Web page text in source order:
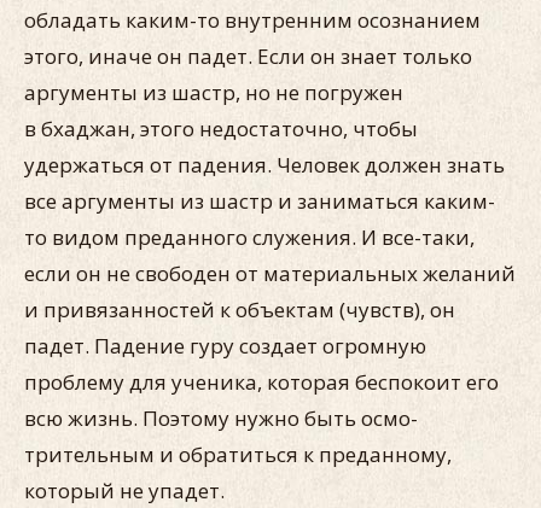
обладать каким-то внутренним осознанием
этого, иначе он падет. Если он знает только
аргументы из шастр, но не погружен
в бхаджан, этого недостаточно, чтобы
удержаться от падения. Человек должен знать
все аргументы из шастр и заниматься каким-
то видом преданного служения. И все-таки,
если он не свободен от ма­териальных желаний
и привязанностей к объектам (чувств), он
падет. Падение гуру создает огромную
проблему для ученика, которая беспокоит его
всю жизнь. Поэтому нужно быть осмо­
трительным и обратиться к преданному,
который не упадет.